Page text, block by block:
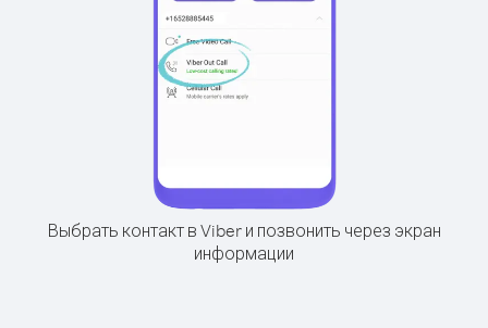
Выбрать контакт в Viber и позвонить через экран
информации